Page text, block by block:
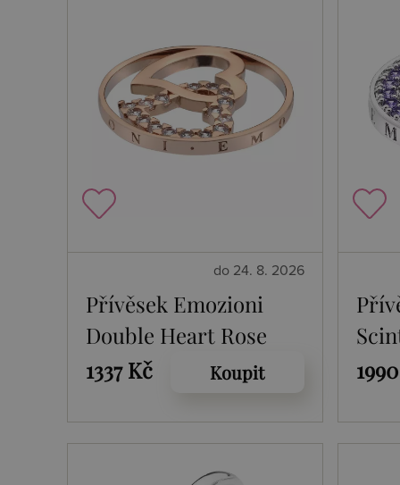
do 24. 8. 2026
Přívěsek Emozioni
Double Heart Rose
Gold Coin
1337 Kč Koupit